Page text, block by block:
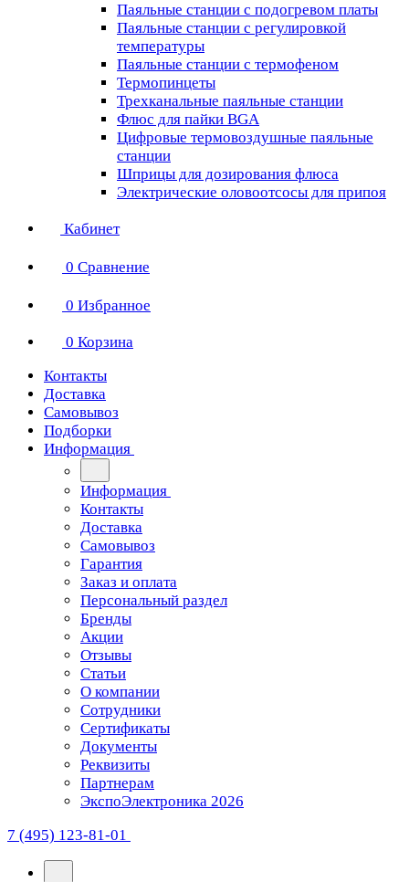
Паяльные станции с подогревом платы
Паяльные станции с регулировкой
температуры
Паяльные станции с термофеном
Термопинцеты
Трехканальные паяльные станции
Флюс для пайки BGA
Цифровые термовоздушные паяльные
станции
Шприцы для дозирования флюса
Электрические оловоотсосы для припоя
Кабинет
0 Сравнение
0 Избранное
0 Корзина
Контакты
Доставка
Самовывоз
Подборки
Информация
Информация
Контакты
Доставка
Самовывоз
Гарантия
Заказ и оплата
Персональный раздел
Бренды
Акции
Отзывы
Статьи
О компании
Сотрудники
Сертификаты
Документы
Реквизиты
Партнерам
ЭкспоЭлектроника 2026
7 (495) 123-81-01